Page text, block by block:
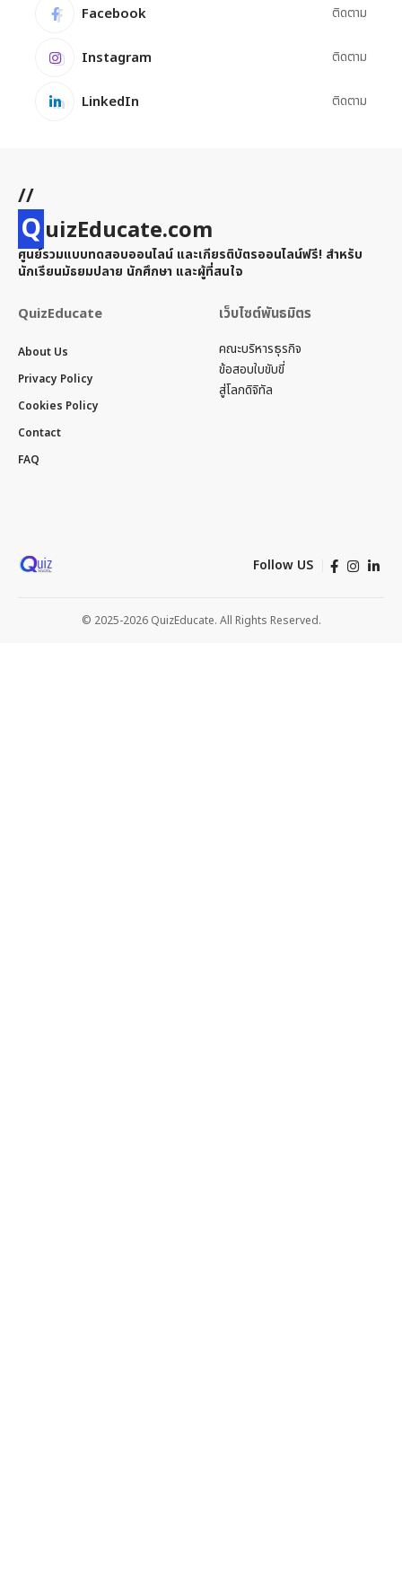
Facebook ติดตาม
Instagram ติดตาม
LinkedIn ติดตาม
//
QuizEducate.com
ศูนย์รวมแบบทดสอบออนไลน์ และเกียรติบัตรออนไลน์ฟรี! สำหรับ
นักเรียนมัธยมปลาย นักศึกษา และผู้ที่สนใจ
QuizEducate
About Us
Privacy Policy
Cookies Policy
Contact
FAQ
เว็บไซต์พันธมิตร
คณะบริหารธุรกิจ
ข้อสอบใบขับขี่
สู่โลกดิจิทัล
Follow US
© 2025-2026 QuizEducate. All Rights Reserved.